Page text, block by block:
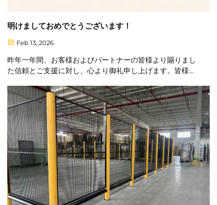
明けましておめでとうございます！
Feb 13, 2026
昨年一年間、お客様およびパートナーの皆様より賜りまし
た信頼とご支援に対し、心より御礼申し上げます。皆様と
頼性の高い衝撃保護ソリューションをご提供する原動力と
なっています。今後も…